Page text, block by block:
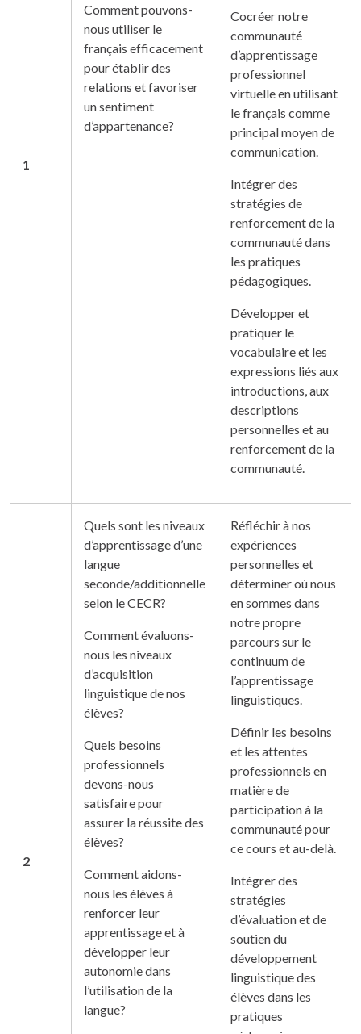
1
Comment pouvons-
nous utiliser le
français efficacement
pour établir des
relations et favoriser
un sentiment
d’appartenance?
Cocréer notre
communauté
d’apprentissage
professionnel
virtuelle en utilisant
le français comme
principal moyen de
communication.
Intégrer des
stratégies de
renforcement de la
communauté dans
les pratiques
pédagogiques.
Développer et
pratiquer le
vocabulaire et les
expressions liés aux
introductions, aux
descriptions
personnelles et au
renforcement de la
communauté.
2
Quels sont les niveaux
d’apprentissage d’une
langue
seconde/additionnelle
selon le CECR?
Comment évaluons-
nous les niveaux
d’acquisition
linguistique de nos
élèves?
Quels besoins
professionnels
devons-nous
satisfaire pour
assurer la réussite des
élèves?
Comment aidons-
nous les élèves à
renforcer leur
apprentissage et à
développer leur
autonomie dans
l’utilisation de la
langue?
Réfléchir à nos
expériences
personnelles et
déterminer où nous
en sommes dans
notre propre
parcours sur le
continuum de
l’apprentissage
linguistiques.
Définir les besoins
et les attentes
professionnels en
matière de
participation à la
communauté pour
ce cours et au-delà.
Intégrer des
stratégies
d’évaluation et de
soutien du
développement
linguistique des
élèves dans les
pratiques